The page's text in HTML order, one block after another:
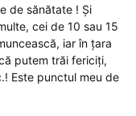
de sănătate ! Și
cei de 10 sau 15
iar în țara
putem trăi fericiți,
Este punctul meu de